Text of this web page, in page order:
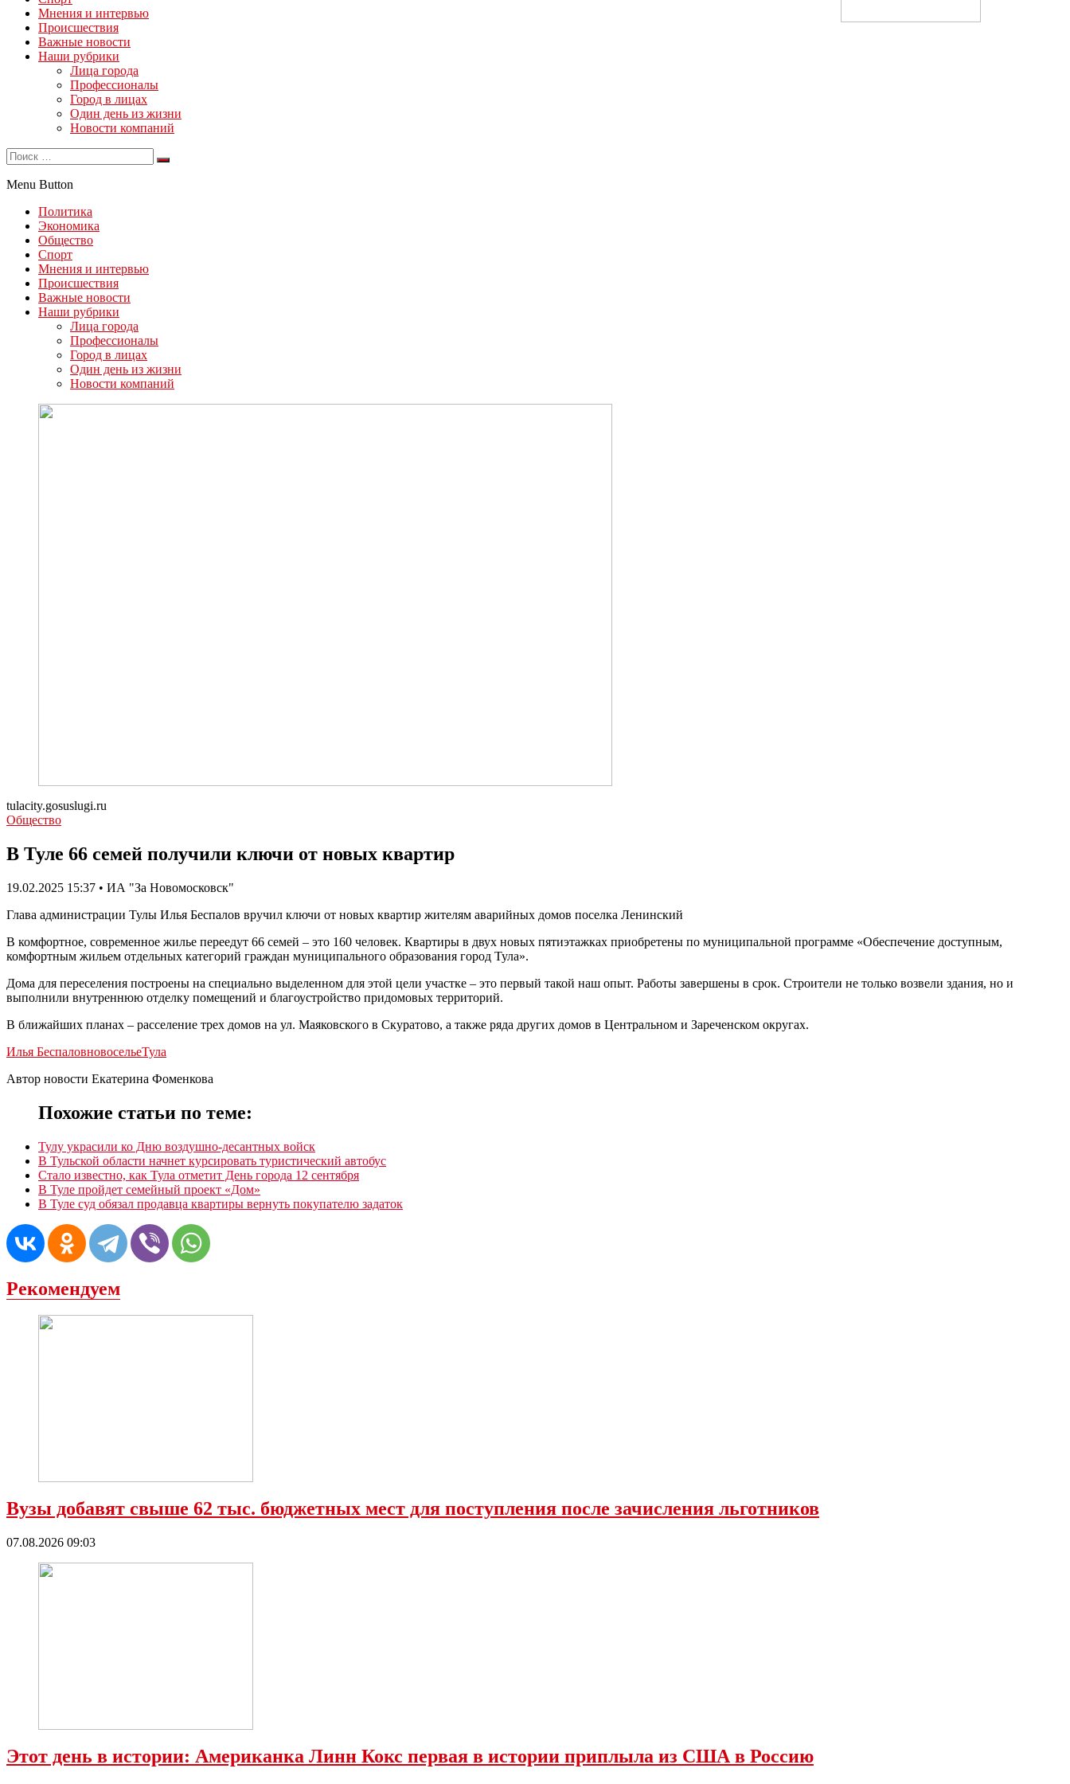
Мнения и интервью
Происшествия
Важные новости
Наши рубрики
Лица города
Профессионалы
Город в лицах
Один день из жизни
Новости компаний
Menu Button
Политика
Экономика
Общество
Спорт
Мнения и интервью
Происшествия
Важные новости
Наши рубрики
Лица города
Профессионалы
Город в лицах
Один день из жизни
Новости компаний
tulacity.gosuslugi.ru
Общество
В Туле 66 семей получили ключи от новых квартир
19.02.2025 15:37 • ИА "За Новомосковск"
Глава администрации Тулы Илья Беспалов вручил ключи от новых квартир жителям аварийных домов поселка Ленинский
В комфортное, современное жилье переедут 66 семей – это 160 человек. Квартиры в двух новых пятиэтажках приобретены по муниципальной программе «Обеспечение доступным,
комфортным жильем отдельных категорий граждан муниципального образования город Тула».
Дома для переселения построены на специально выделенном для этой цели участке – это первый такой наш опыт. Работы завершены в срок. Строители не только возвели здания, но и
выполнили внутреннюю отделку помещений и благоустройство придомовых территорий.
В ближайших планах – расселение трех домов на ул. Маяковского в Скуратово, а также ряда других домов в Центральном и Зареченском округах.
Илья БеспаловновосельеТула
Автор новости Екатерина Фоменкова
Похожие статьи по теме:
Тулу украсили ко Дню воздушно-десантных войск
В Тульской области начнет курсировать туристический автобус
Стало известно, как Тула отметит День города 12 сентября
В Туле пройдет семейный проект «Дом»
В Туле суд обязал продавца квартиры вернуть покупателю задаток
Рекомендуем
Вузы добавят свыше 62 тыс. бюджетных мест для поступления после зачисления льготников
07.08.2026 09:03
Этот день в истории: Американка Линн Кокс первая в истории приплыла из США в Россию